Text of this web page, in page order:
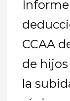
CCAA
de
la